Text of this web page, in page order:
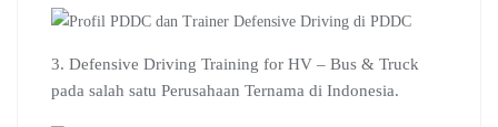
3. Defensive Driving Training for HV – Bus & Truck
pada salah satu Perusahaan Ternama di Indonesia.